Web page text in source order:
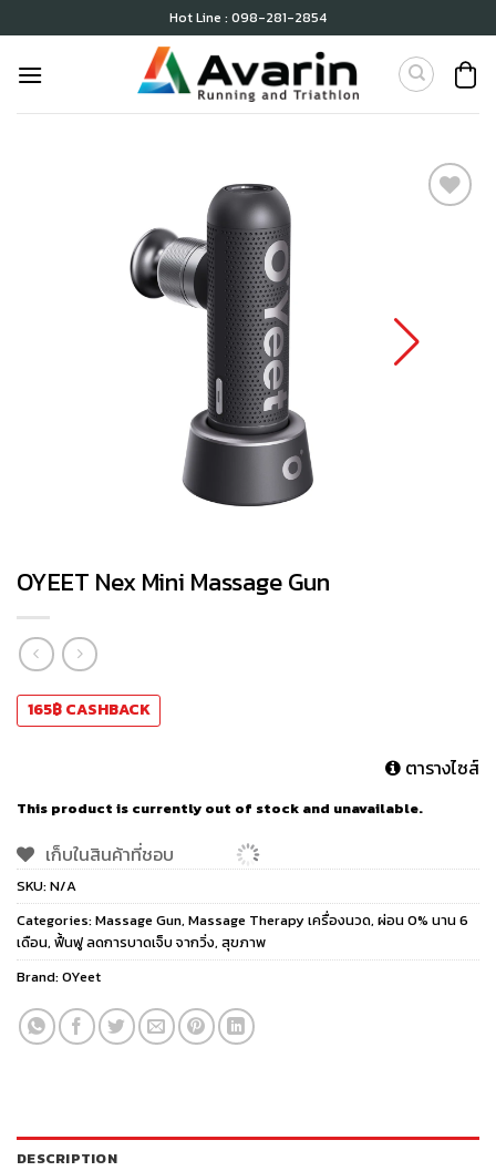
to
content
Hot Line : 098-281-2854
OYEET Nex Mini Massage Gun
165฿CASHBACK
ตารางไซส์
This product is currently out of stock and unavailable.
เก็บในสินค้าที่ชอบ
SKU:N/A
Categories:Massage Gun, Massage Therapy เครื่องนวด, ผ่อน 0% นาน 6
เดือน, ฟื้นฟู ลดการบาดเจ็บ จากวิ่ง, สุขภาพ
Brand:OYeet
DESCRIPTION